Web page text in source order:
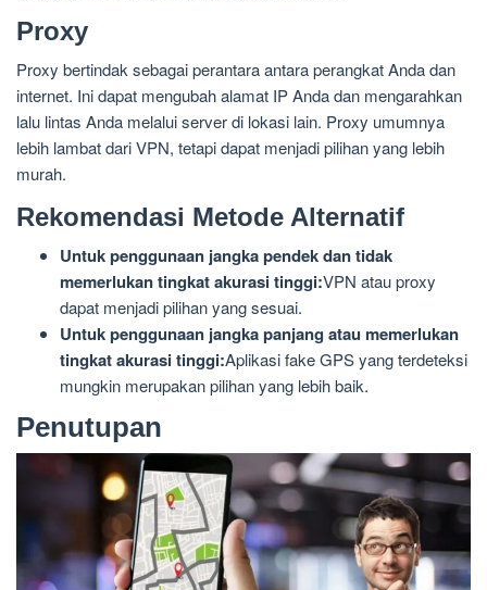
Proxy
Proxy bertindak sebagai perantara antara perangkat Anda dan
internet. Ini dapat mengubah alamat IP Anda dan mengarahkan
lalu lintas Anda melalui server di lokasi lain. Proxy umumnya
lebih lambat dari VPN, tetapi dapat menjadi pilihan yang lebih
murah.
Rekomendasi Metode Alternatif
Untuk penggunaan jangka pendek dan tidak
memerlukan tingkat akurasi tinggi:VPN atau proxy
dapat menjadi pilihan yang sesuai.
Untuk penggunaan jangka panjang atau memerlukan
tingkat akurasi tinggi:Aplikasi fake GPS yang terdeteksi
mungkin merupakan pilihan yang lebih baik.
Penutupan